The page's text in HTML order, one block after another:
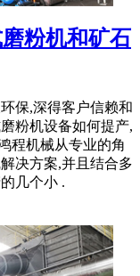
粉机和矿石
保,深得客户信赖和
粉机设备如何提产,
程机械从专业的角
决方案,并且结合多
几个小 .